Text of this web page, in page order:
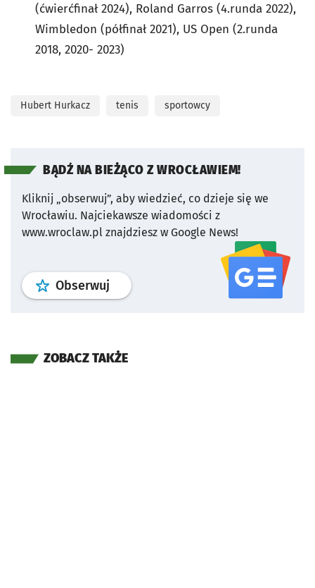
(ćwierćfinał 2024), Roland Garros (4.runda 2022),
Wimbledon (półfinał 2021), US Open (2.runda
2018, 2020- 2023)
Hubert Hurkacz tenis sportowcy
BĄDŹ NA BIEŻĄCO Z WROCŁAWIEM!
Kliknij „obserwuj”, aby wiedzieć, co dzieje się we
Wrocławiu. Najciekawsze wiadomości z
www.wroclaw.pl znajdziesz w Google News!
Obserwuj profil serwisu
ZOBACZ TAKŻE